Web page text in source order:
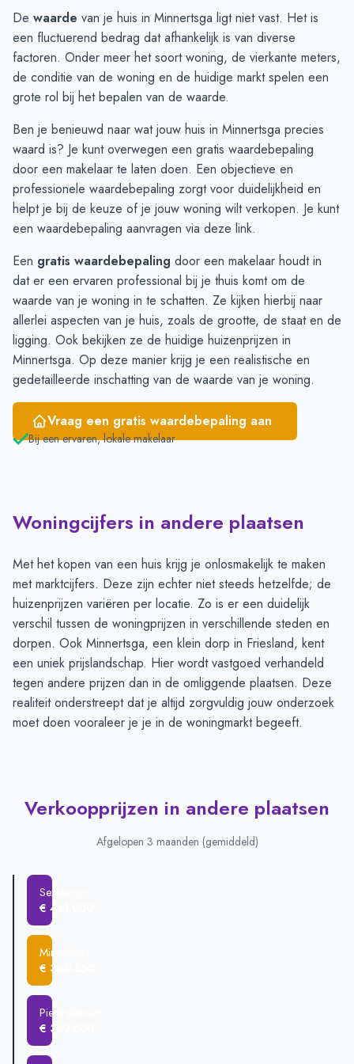
€ 219.750
September
€ 177.250
€ 218.333
Oktober
€ 238.400
€ 206.666
November
€ 301.500
€ 224.375
December
€ 325.166
€ 295.625
Januari
€ 357.300
Februari
€ 287.666
€ 685.000
Maart
€ 317.350
€ 870.000
April
€ 317.464
-
Mei
€ 450.906 € 380.550
Juni
€ 438.437 € 380.550
De waarde van je huis in Minnertsga ligt niet vast. Het is
een fluctuerend bedrag dat afhankelijk is van diverse
factoren. Onder meer het soort woning, de vierkante meters,
de conditie van de woning en de huidige markt spelen een
grote rol bij het bepalen van de waarde.
Ben je benieuwd naar wat jouw huis in Minnertsga precies
waard is? Je kunt overwegen een gratis waardebepaling
door een makelaar te laten doen. Een objectieve en
professionele waardebepaling zorgt voor duidelijkheid en
helpt je bij de keuze of je jouw woning wilt verkopen. Je kunt
een waardebepaling aanvragen via deze link.
Een gratis waardebepaling door een makelaar houdt in
dat er een ervaren professional bij je thuis komt om de
waarde van je woning in te schatten. Ze kijken hierbij naar
allerlei aspecten van je huis, zoals de grootte, de staat en de
ligging. Ook bekijken ze de huidige huizenprijzen in
Minnertsga. Op deze manier krijg je een realistische en
gedetailleerde inschatting van de waarde van je woning.
Vraag een gratis waardebepaling aan
Bij een ervaren, lokale makelaar
Woningcijfers in andere plaatsen
Met het kopen van een huis krijg je onlosmakelijk te maken
met marktcijfers. Deze zijn echter niet steeds hetzelfde; de
huizenprijzen variëren per locatie. Zo is er een duidelijk
verschil tussen de woningprijzen in verschillende steden en
dorpen. Ook Minnertsga, een klein dorp in Friesland, kent
een uniek prijslandschap. Hier wordt vastgoed verhandeld
tegen andere prijzen dan in de omliggende plaatsen. Deze
realiteit onderstreept dat je altijd zorgvuldig jouw onderzoek
moet doen vooraleer je je in de woningmarkt begeeft.
Verkoopprijzen in andere plaatsen
Afgelopen 3 maanden (gemiddeld)
Sexbierum
€ 441.000
Minnertsga
€ 380.550
Pietersbierum
€ 367.500